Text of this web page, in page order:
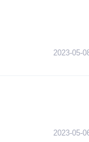
2023-05-
2023-05-